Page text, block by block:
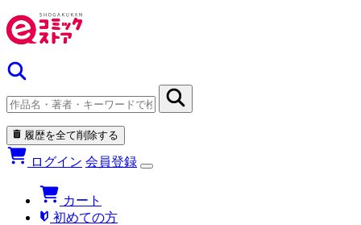
履歴を全て削除する
ログイン 会員登録
カート
初めての方